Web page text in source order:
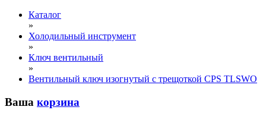
Каталог
»
Холодильный инструмент
»
Ключ вентильный
»
Вентильный ключ изогнутый с трещоткой CPS TLSWO
Ваша корзина